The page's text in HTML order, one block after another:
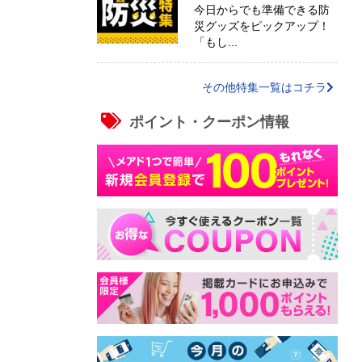
今日からでも準備できる防
災グッズをピックアップ！
「もし...
その他特集一覧はコチラ
ポイント・クーポン情報